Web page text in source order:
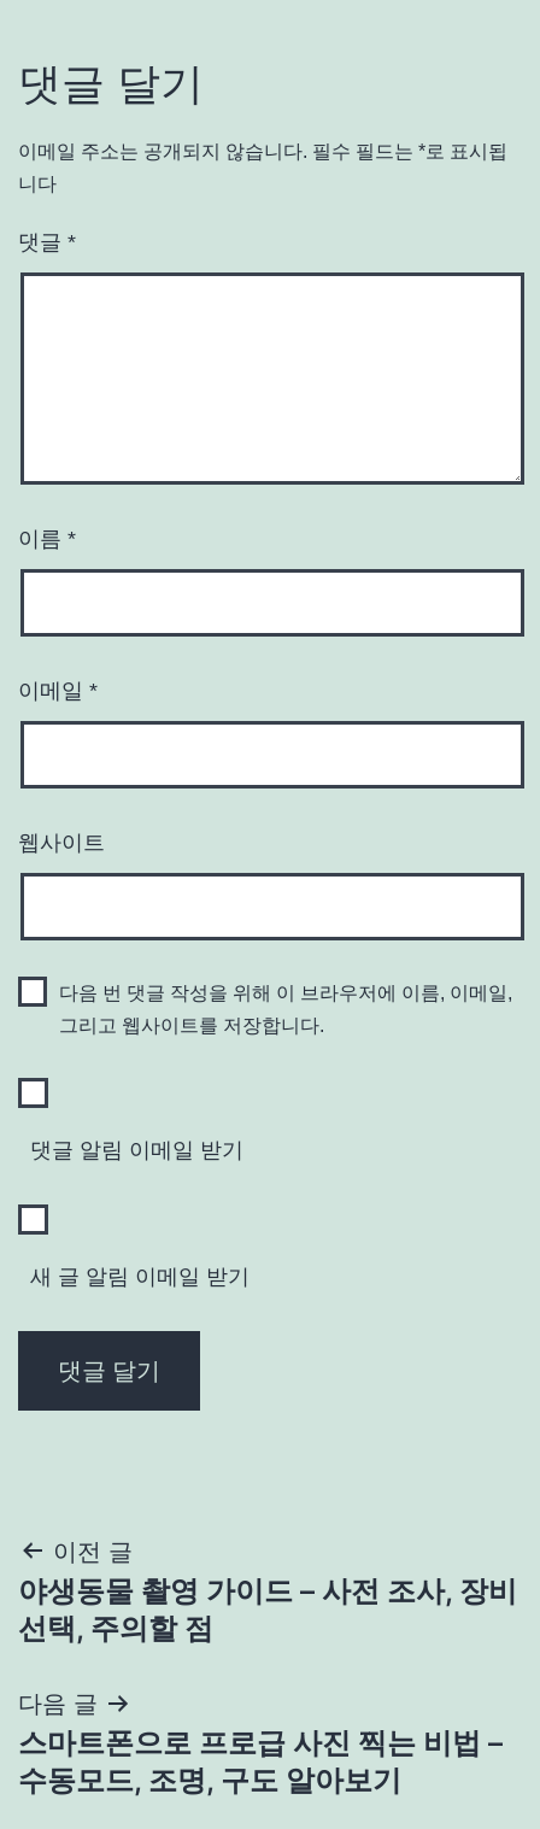
댓글 달기
이메일 주소는 공개되지 않습니다. 필수 필드는 *로 표시됩
니다
댓글 *
이름 *
이메일 *
웹사이트
다음 번 댓글 작성을 위해 이 브라우저에 이름, 이메일,
그리고 웹사이트를 저장합니다.
댓글 알림 이메일 받기
새 글 알림 이메일 받기
글
탐
이전 글
야생동물 촬영 가이드 – 사전 조사, 장비
선택, 주의할 점
다음 글
스마트폰으로 프로급 사진 찍는 비법 –
수동모드, 조명, 구도 알아보기